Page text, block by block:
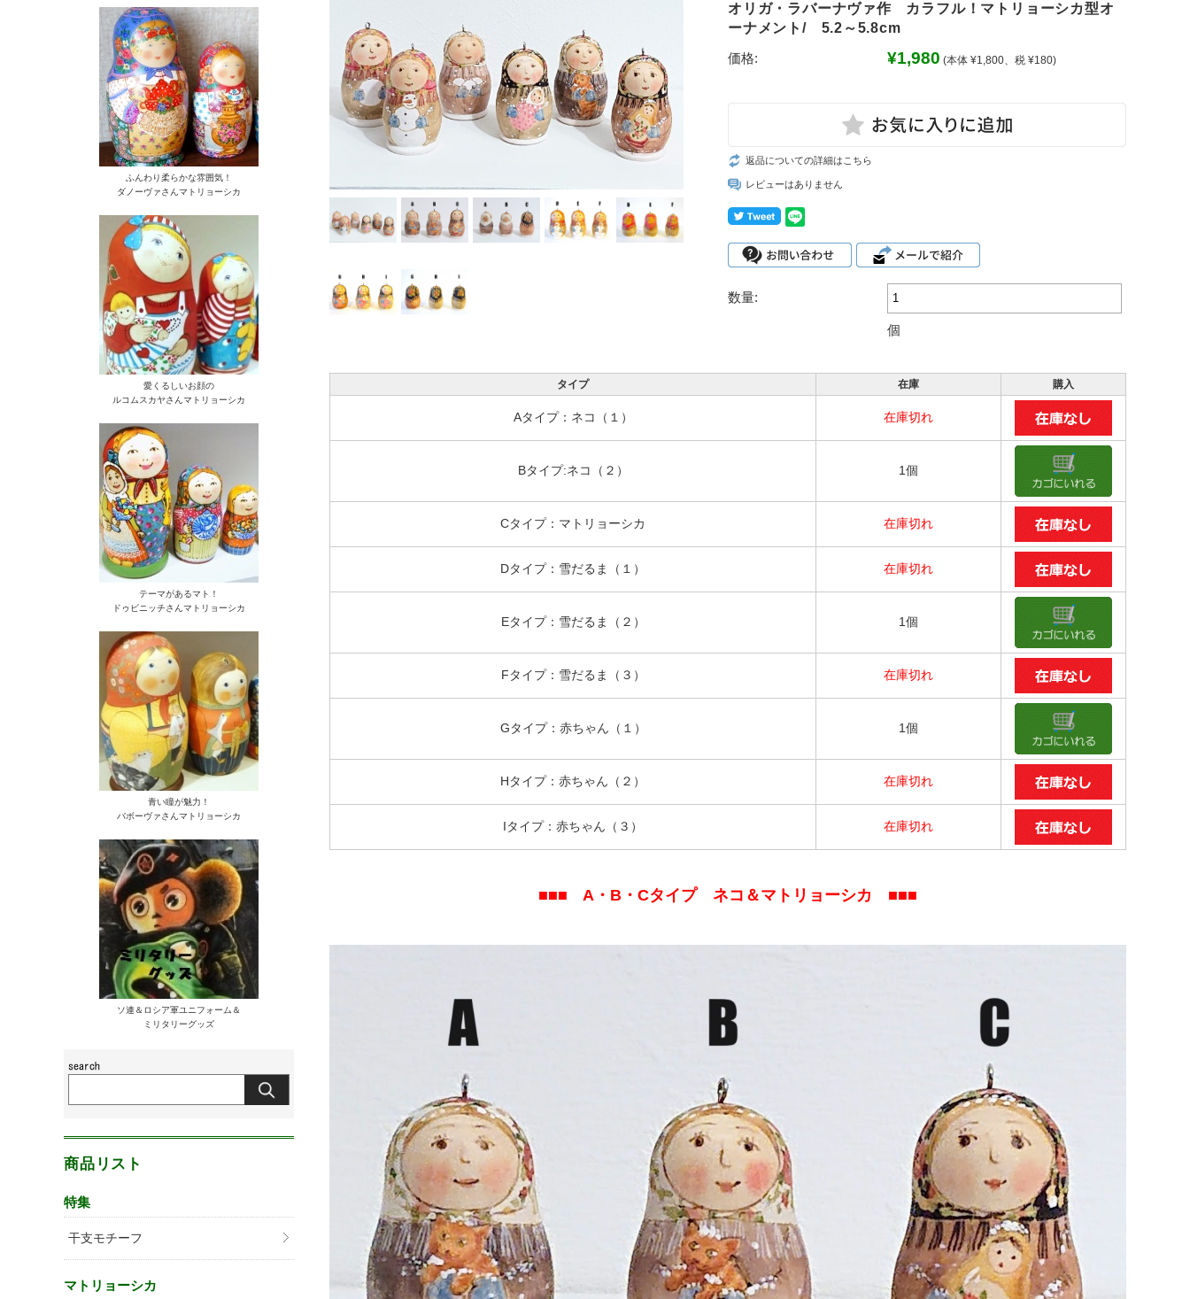
オリガ・ラバーナヴァ作 カラフル！マトリョーシカ型オ
ーナメント/ 5.2～5.8cm
価格:
¥1,980 (本体 ¥1,800、税 ¥180)
返品についての詳細はこちら
レビューはありません
数量:
個
タイプ 在庫 購入
Aタイプ：ネコ（１） 在庫切れ
Bタイプ:ネコ（２） 1個
Cタイプ：マトリョーシカ 在庫切れ
Dタイプ：雪だるま（１） 在庫切れ
Eタイプ：雪だるま（２） 1個
Fタイプ：雪だるま（３） 在庫切れ
Gタイプ：赤ちゃん（１） 1個
Hタイプ：赤ちゃん（２） 在庫切れ
Iタイプ：赤ちゃん（３） 在庫切れ
■■■ A・B・Cタイプ ネコ＆マトリョーシカ ■■■
ふんわり柔らかな雰囲気！
ダノーヴァさんマトリョーシカ
愛くるしいお顔の
ルコムスカヤさんマトリョーシカ
テーマがあるマト！
ドゥビニッチさんマトリョーシカ
青い瞳が魅力！
バボーヴァさんマトリョーシカ
ソ連＆ロシア軍ユニフォーム＆
ミリタリーグッズ
商品リスト
特集
干支モチーフ
マトリョーシカ